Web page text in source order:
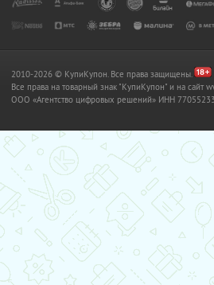
2010-2026 © КупиКупон. Все права защищены.
Все права на товарный знак "КупиКупон" и на сайт
OOO «Агентство цифровых решений» ИНН